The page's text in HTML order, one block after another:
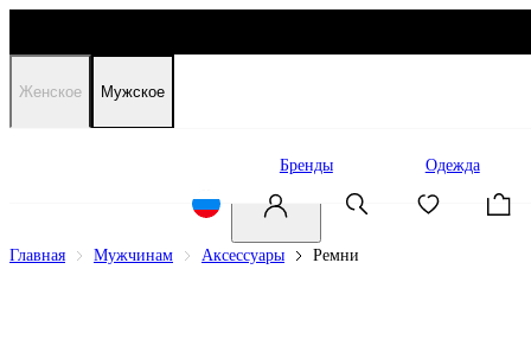
Женское Мужское
Бренды Одежда
Главная Мужчинам Аксессуары Ремни